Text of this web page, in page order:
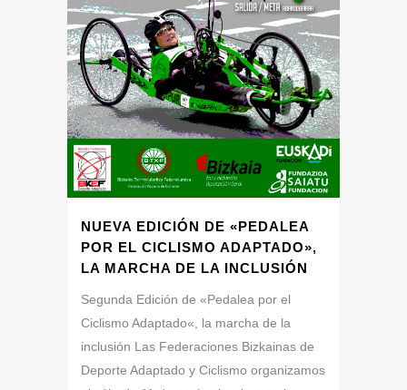
NUEVA EDICIÓN DE «PEDALEA
POR EL CICLISMO ADAPTADO»,
LA MARCHA DE LA INCLUSIÓN
Segunda Edición de «Pedalea por el
Ciclismo Adaptado«, la marcha de la
inclusión Las Federaciones Bizkainas de
Deporte Adaptado y Ciclismo organizamos